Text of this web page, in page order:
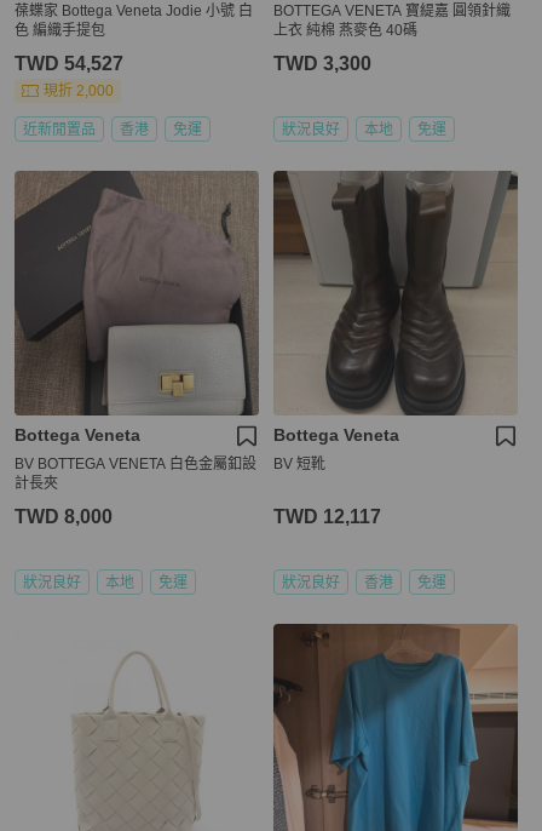
葆蝶家 Bottega Veneta Jodie 小號 白
色 編織手提包
TWD 54,527
現折 2,000
近新閒置品 香港 免運
BOTTEGA VENETA 寶緹嘉 圓領針織
上衣 純棉 燕麥色 40碼
TWD 3,300
狀況良好 本地 免運
Bottega Veneta
BV BOTTEGA VENETA 白色金屬釦設
計長夾
TWD 8,000
狀況良好 本地 免運
Bottega Veneta
BV 短靴
TWD 12,117
狀況良好 香港 免運